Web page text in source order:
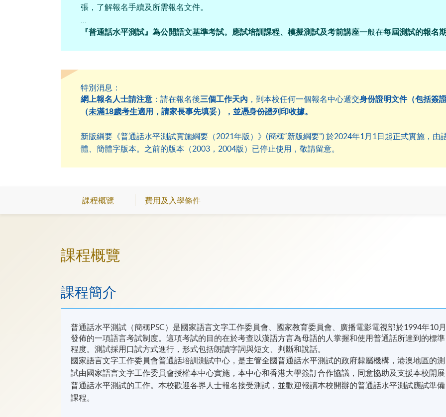
張， 了解報名手續及所需報名文件。
『普通話水平測試』為公開語文基準考試。應試培訓課程、模擬測試及考前講座一般在每屆測試的報名
特別消息：
網上報名人士請注意 ：請在報名後三個工作天內 ，到本校任何一個報名中心遞交身份證明文件（包括簽
（未滿18歲考生適用 ，請家長事先填妥），並憑身份證列印收據。
新版綱要《普通話水平測試實施綱要（2021年版）》(簡稱“新版綱要”) 於2024年1月1日起正式實施，由
體、簡體字版本。之前的版本（2003，2004版）已停止使用，敬請留意。
課程概覽 費用及入學條件
課程概覽
課程簡介
普通話水平測試（簡稱PSC）是國家語言文字工作委員會、國家教育委員會、廣播電影電視部於1994年10
發佈的一項語言考試制度。這項考試的目的在於考查以漢語方言為母語的人掌握和使用普通話所達到的標準
程度。測試採用口試方式進行，形式包括朗讀字詞與短文、判斷和說話。
國家語言文字工作委員會普通話培訓測試中心，是主管全國普通話水平測試的政府隸屬機構，港澳地區的測
試由國家語言文字工作委員會授權本中心實施，本中心和香港大學簽訂合作協議，同意協助及支援本校開展
普通話水平測試的工作。本校歡迎各界人士報名接受測試，並歡迎報讀本校開辦的普通話水平測試應試準備
課程。